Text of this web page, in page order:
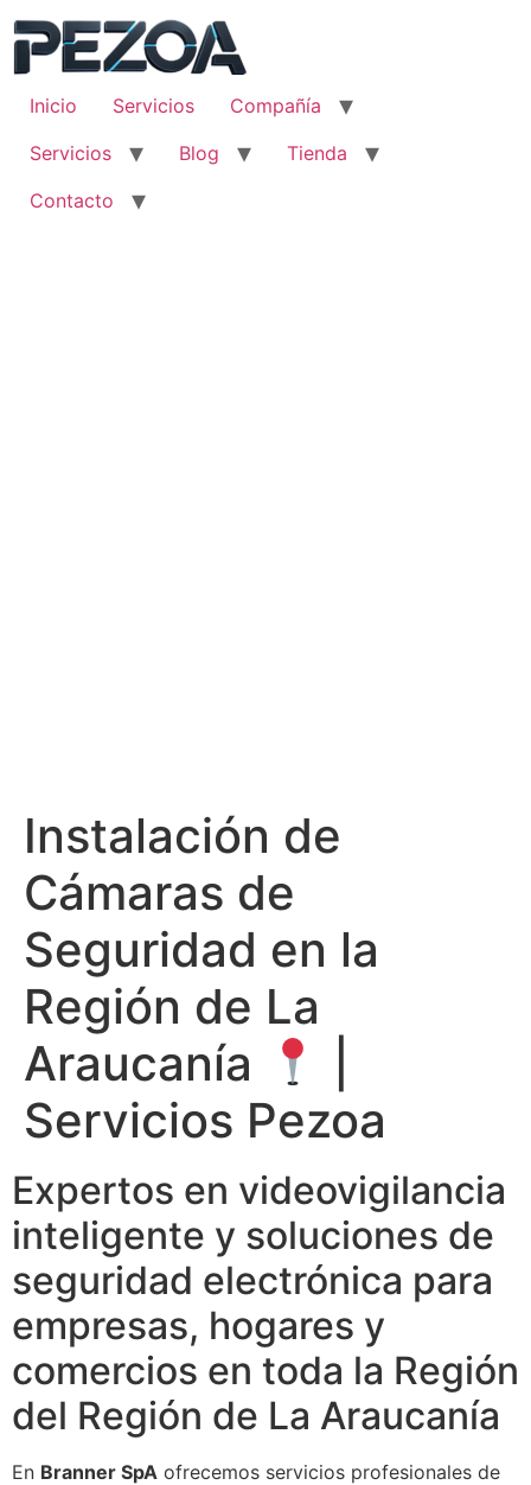
contenido
Inicio
Servicios
Compañía
Servicios
Blog
Tienda
Contacto
Instalación de
Cámaras de
Seguridad en la
Región de La
Araucanía
Servicios Pezoa
Expertos en videovigilancia
inteligente y soluciones de
seguridad electrónica para
empresas, hogares y
comercios en toda la Región
del Región de La Araucanía
En Branner SpA ofrecemos servicios profesionales de